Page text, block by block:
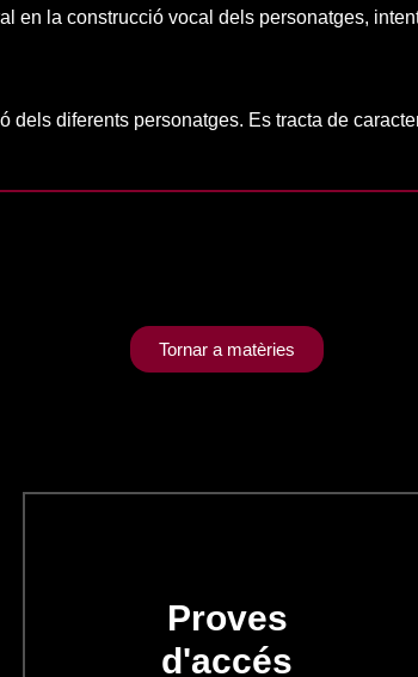
en la construcció vocal dels personatges,
diferents personatges. Es tracta de
Tornar a matèries
Proves
d'accés